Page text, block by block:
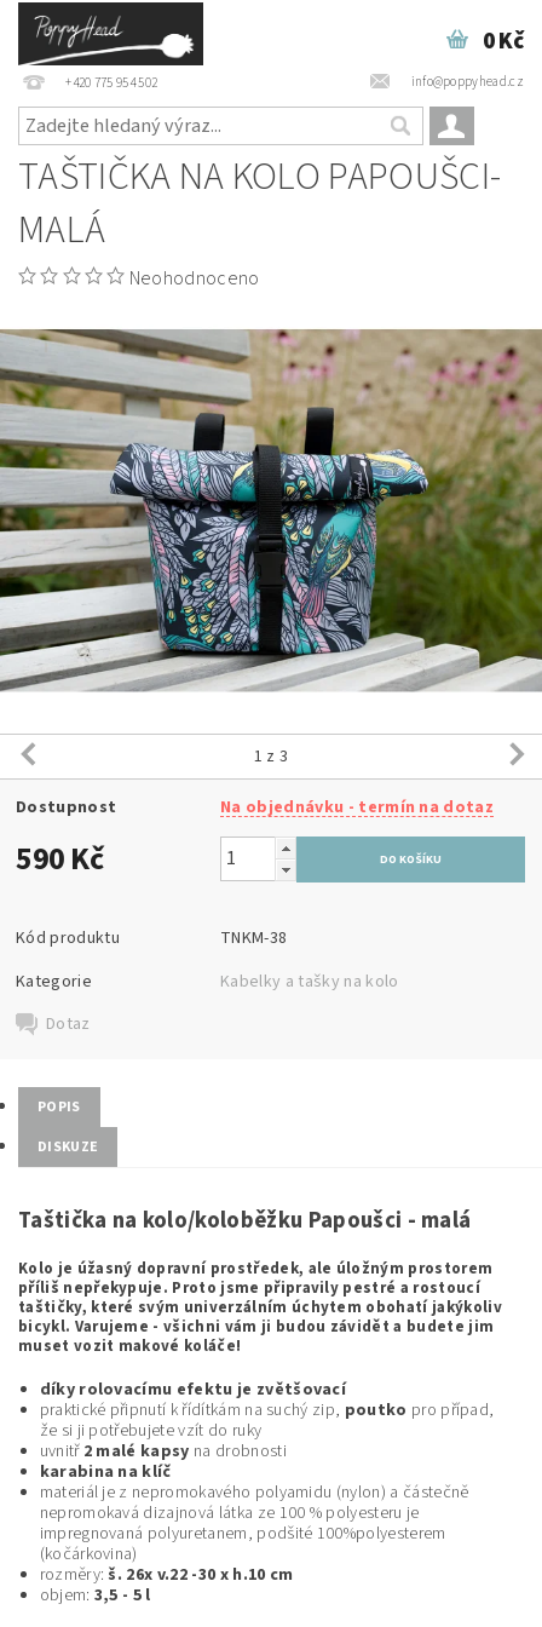
+420 775 954 502 info@poppyhead.cz
0 Kč
TAŠTIČKA NA KOLO PAPOUŠCI-
MALÁ
Neohodnoceno
1 z 3
Dostupnost Na objednávku - termín na dotaz
590 Kč
Kód produktu
TNKM-38
Kategorie
Kabelky a tašky na kolo
Dotaz
POPIS
DISKUZE
Taštička na kolo/koloběžku Papoušci - malá
Kolo je úžasný dopravní prostředek, ale úložným prostorem
příliš nepřekypuje. Proto jsme připravily pestré a rostoucí
taštičky, které svým univerzálním úchytem obohatí jakýkoliv
bicykl. Varujeme - všichni vám ji budou závidět a budete jim
muset vozit makové koláče!
díky rolovacímu efektu je zvětšovací
praktické připnutí k řídítkám na suchý zip, poutko pro případ,
že si ji potřebujete vzít do ruky
uvnitř2 malé kapsy na drobnosti
karabina na klíč
materiál je z nepromokavého polyamidu (nylon) a částečně
nepromokavá dizajnová látka ze 100 % polyesteru je
impregnovaná polyuretanem, podšité 100%polyesterem
(kočárkovina)
rozměry: š. 26x v.22 -30 x h.10 cm
objem: 3,5 - 5 l